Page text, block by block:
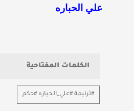
علي الحباره
الكلمات المفتاحية
#ترنيمة #علي_الحباره #حكم